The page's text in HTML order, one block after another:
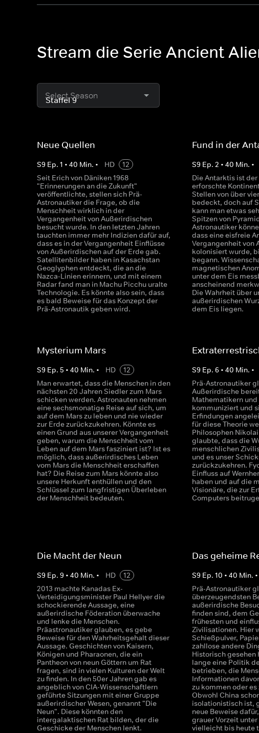
Stream die Serie Ancient
Select Season
Neue Quellen
S9 Ep. 1 • 40 Min. • HD
12
Seit Erich von Däniken 1968
"Erinnerungen an die Zukunft"
veröffentlichte, stellen sich Prä-
Astronautiker die Frage, ob die
Menschheit wirklich in der
Vergangenheit von Außerirdischen
besucht wurde. In den letzten Jahren
tauchten immer mehr Indizien dafür auf,
dass es in der Vergangenheit Einflüsse
von Außerirdischen auf der Erde gab.
Satellitenbilder haben in Kasachstan
Geoglyphen entdeckt, die an die
Nazca-Linien erinnern, und mit einem
Radar fand man in Machu Picchu uralte
Technologie. Es könnte also sein, dass
es bald Beweise für das Konzept der
Prä-Astronautik geben wird.
Fund in der
S9 Ep.2 •40 Min. •
Die Antarktis ist
erforschte
Stellen von über
bedeckt, doch auf
kann man etwas
Spitzen von
Astronautiker
dass eine eisfreie
Vergangenheit von
kolonisiert wurde,
begann.
magnetischen
unter dem Eis
anscheinend
Die Wahrheit über
außerirdischen
dem Eis liegen.
Mysterium Mars
S9 Ep. 5 • 40 Min. • HD
12
Man erwartet, dass die Menschen in den
nächsten 20 Jahren Siedler zum Mars
schicken werden. Astronauten nehmen
eine sechsmonatige Reise auf sich, um
auf dem Mars zu leben und nie wieder
zur Erde zurückzukehren. Könnte es
einen Grund aus unserer Vergangenheit
geben, warum die Menschheit vom
Leben auf dem Mars fasziniert ist? Ist es
möglich, dass außerirdisches Leben
vom Mars die Menschheit erschaffen
hat? Die Reise zum Mars könnte also
unsere Herkunft enthüllen und den
Schlüssel zum langfristigen Überleben
der Menschheit bedeuten.
S9 Ep.6 •40 Min. •
Prä-Astronautiker
Außerirdische
Mathematikern
kommuniziert und
Erfindungen
für diese Theorie
Philosophen
glaubte, dass die
menschlichen
und es unser
zurückzukehren.
Einfluss auf
haben und auf die
Visionäre, die zur
Computers
Die Macht der Neun
S9 Ep. 9 • 40 Min. • HD
12
2013 machte Kanadas Ex-
Verteidigungsminister Paul Hellyer die
schockierende Aussage, eine
außerirdische Föderation überwache
und lenke die Menschen.
Präastronautiker glauben, es gebe
Beweise für den Wahrheitsgehalt dieser
Aussage. Geschichten von Kaisern,
Königen und Pharaonen, die ein
Pantheon von neun Göttern um Rat
fragen, sind in vielen Kulturen der Welt
zu finden. In den 50er Jahren gab es
angeblich von CIA-Wissenschaftlern
geführte Sitzungen mit einer Gruppe
außerirdischer Wesen, genannt "Die
Neun". Diese könnten den
intergalaktischen Rat bilden, der die
Geschicke der Menschen lenkt.
Das geheime
S9 Ep.10 •40 Min. •
Prä-Astronautiker
überzeugendsten
außerirdische
finden sind, dem
frühesten und
Zivilisationen. Hier
Schießpulver,
zahllose andere
Historisch gesehen
lange eine Politik
betrieben, die
Informationen
zu kommen oder es
Obwohl China
isolationistisch ist,
neue Beweise
grauer Vorzeit
vielleicht bis heute